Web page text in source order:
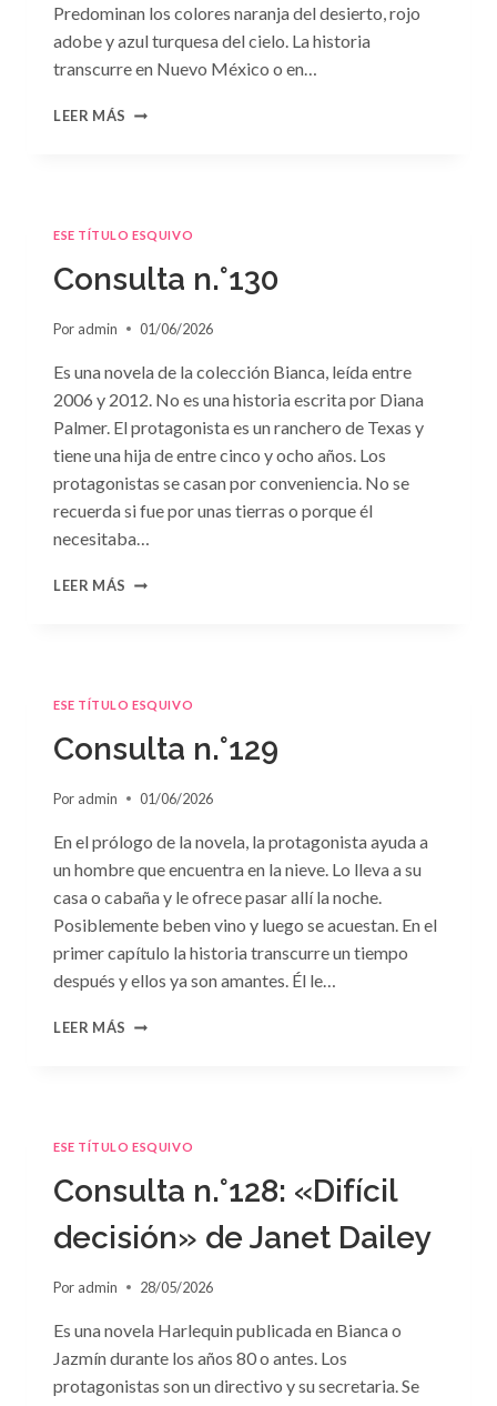
Predominan los colores naranja del desierto, rojo
adobe y azul turquesa del cielo. La historia
transcurre en Nuevo México o en…
LEER MÁS CONSULTA
ESE TÍTULO ESQUIVO
Consulta n.°130
Por admin 01/06/2026
Es una novela de la colección Bianca, leída entre
2006 y 2012. No es una historia escrita por Diana
Palmer. El protagonista es un ranchero de Texas y
tiene una hija de entre cinco y ocho años. Los
protagonistas se casan por conveniencia. No se
recuerda si fue por unas tierras o porque él
necesitaba…
LEER MÁS CONSULTA
ESE TÍTULO ESQUIVO
Consulta n.°129
Por admin 01/06/2026
En el prólogo de la novela, la protagonista ayuda a
un hombre que encuentra en la nieve. Lo lleva a su
casa o cabaña y le ofrece pasar allí la noche.
Posiblemente beben vino y luego se acuestan. En el
primer capítulo la historia transcurre un tiempo
después y ellos ya son amantes. Él le…
LEER MÁS CONSULTA
ESE TÍTULO ESQUIVO
Consulta n.°128: «Difícil
decisión» de Janet Dailey
Por admin 28/05/2026
Es una novela Harlequin publicada en Bianca o
Jazmín durante los años 80 o antes. Los
protagonistas son un directivo y su secretaria. Se